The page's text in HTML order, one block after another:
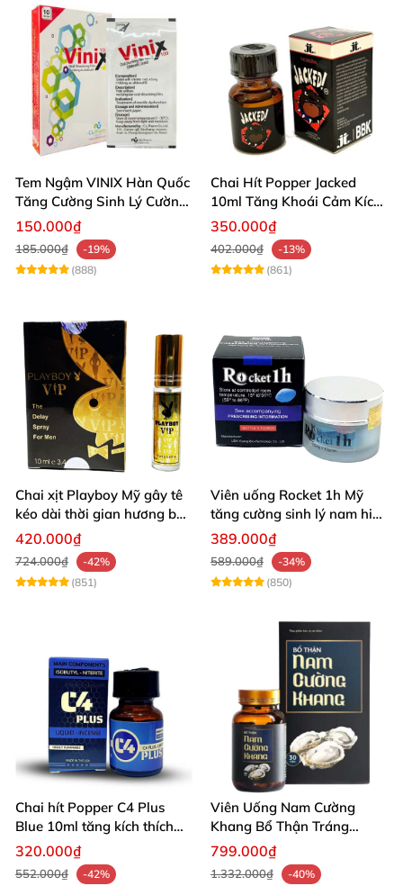
Tem Ngậm VINIX Hàn Quốc
Tăng Cường Sinh Lý Cường
Dương
150.000₫
185.000₫
-19%
(888)
Chai Hít Popper Jacked
10ml Tăng Khoái Cảm Kích
Thích Mạnh
350.000₫
402.000₫
-13%
(861)
Chai xịt Playboy Mỹ gây tê
kéo dài thời gian hương bạc
hà
420.000₫
724.000₫
-42%
(851)
Viên uống Rocket 1h Mỹ
tăng cường sinh lý nam hiệu
quả
389.000₫
589.000₫
-34%
(850)
Chai hít Popper C4 Plus
Blue 10ml tăng kích thích
quan hệ mạnh mẽ
320.000₫
552.000₫
-42%
Viên Uống Nam Cường
Khang Bổ Thận Tráng
Dương Kéo Dài Thời Gian
799.000₫
1.332.000₫
-40%